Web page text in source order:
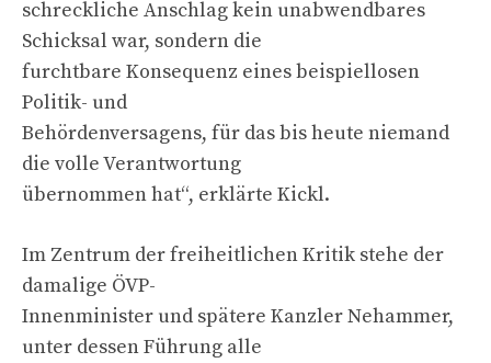
schreckliche Anschlag kein unabwendbares
Schicksal war, sondern die
furchtbare Konsequenz eines beispiellosen
Politik- und
Behördenversagens, für das bis heute niemand
die volle Verantwortung
übernommen hat“, erklärte Kickl.
Im Zentrum der freiheitlichen Kritik stehe der
damalige ÖVP-
Innenminister und spätere Kanzler Nehammer,
unter dessen Führung alle